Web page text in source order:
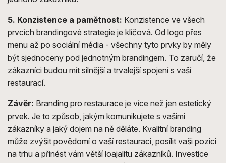
5. Konzistence a pamětnost: Konzistence ve všech
prvcích brandingové strategie je klíčová. Od logo přes
menu až po sociální média - všechny tyto prvky by měly
být sjednoceny pod jednotným brandingem. To zaručí, že
zákazníci budou mít silnější a trvalejší spojení s vaší
restaurací.
Závěr: Branding pro restaurace je více než jen estetický
prvek. Je to způsob, jakým komunikujete s vašimi
zákazníky a jaký dojem na ně děláte. Kvalitní branding
může zvýšit povědomí o vaší restauraci, posílit vaši pozici
na trhu a přinést vám větší loajalitu zákazníků. Investice